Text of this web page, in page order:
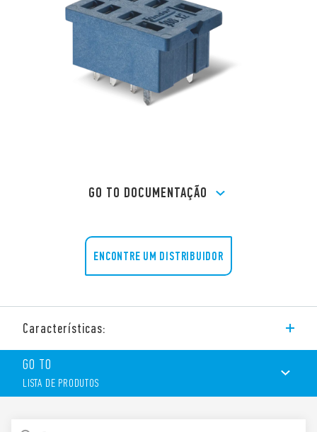
GO TO DOCUMENTAÇÃO
ENCONTRE UM DISTRIBUIDOR
Características:
Base tipo 96.12 para placa de circuito impresso, tipo de relé
56.32.
GO TO
LISTA DE PRODUTOS